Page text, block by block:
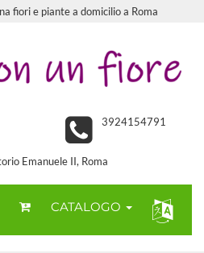
fiori e piante a domicilio a Roma
3924154791
Emanuele II, Roma
CATALOGO